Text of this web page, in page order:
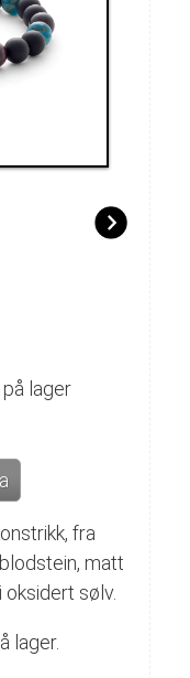
lager
fra
matt
sølv.
lager.